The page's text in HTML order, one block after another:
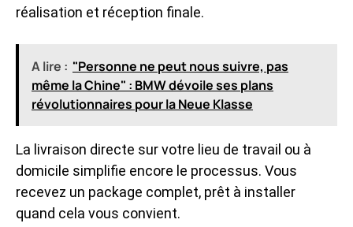
réalisation et réception finale.
A lire : "Personne ne peut nous suivre, pas
même la Chine" : BMW dévoile ses plans
révolutionnaires pour la Neue Klasse
La livraison directe sur votre lieu de travail ou à
domicile simplifie encore le processus. Vous
recevez un package complet, prêt à installer
quand cela vous convient.